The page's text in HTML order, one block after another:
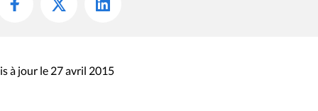
à jour le 27 avril 2015